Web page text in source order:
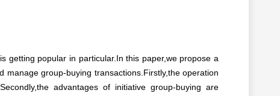
getting popular in particular.In this paper,we propose a
group-buying transactions.Firstly,the operation
advantages of initiative group-buying are